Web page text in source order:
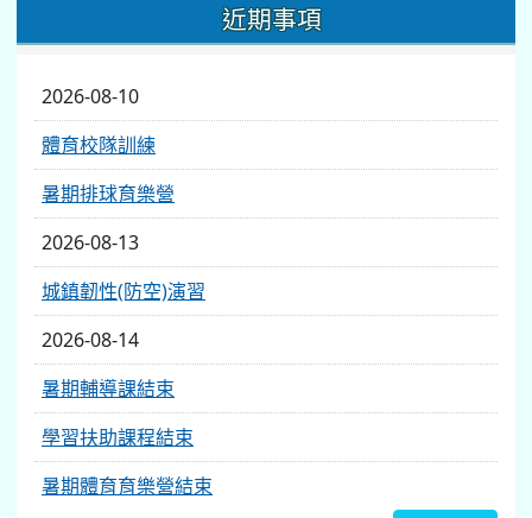
近期事項
2026-08-10
體育校隊訓練
暑期排球育樂營
2026-08-13
城鎮韌性(防空)演習
2026-08-14
暑期輔導課結束
學習扶助課程結束
暑期體育育樂營結束